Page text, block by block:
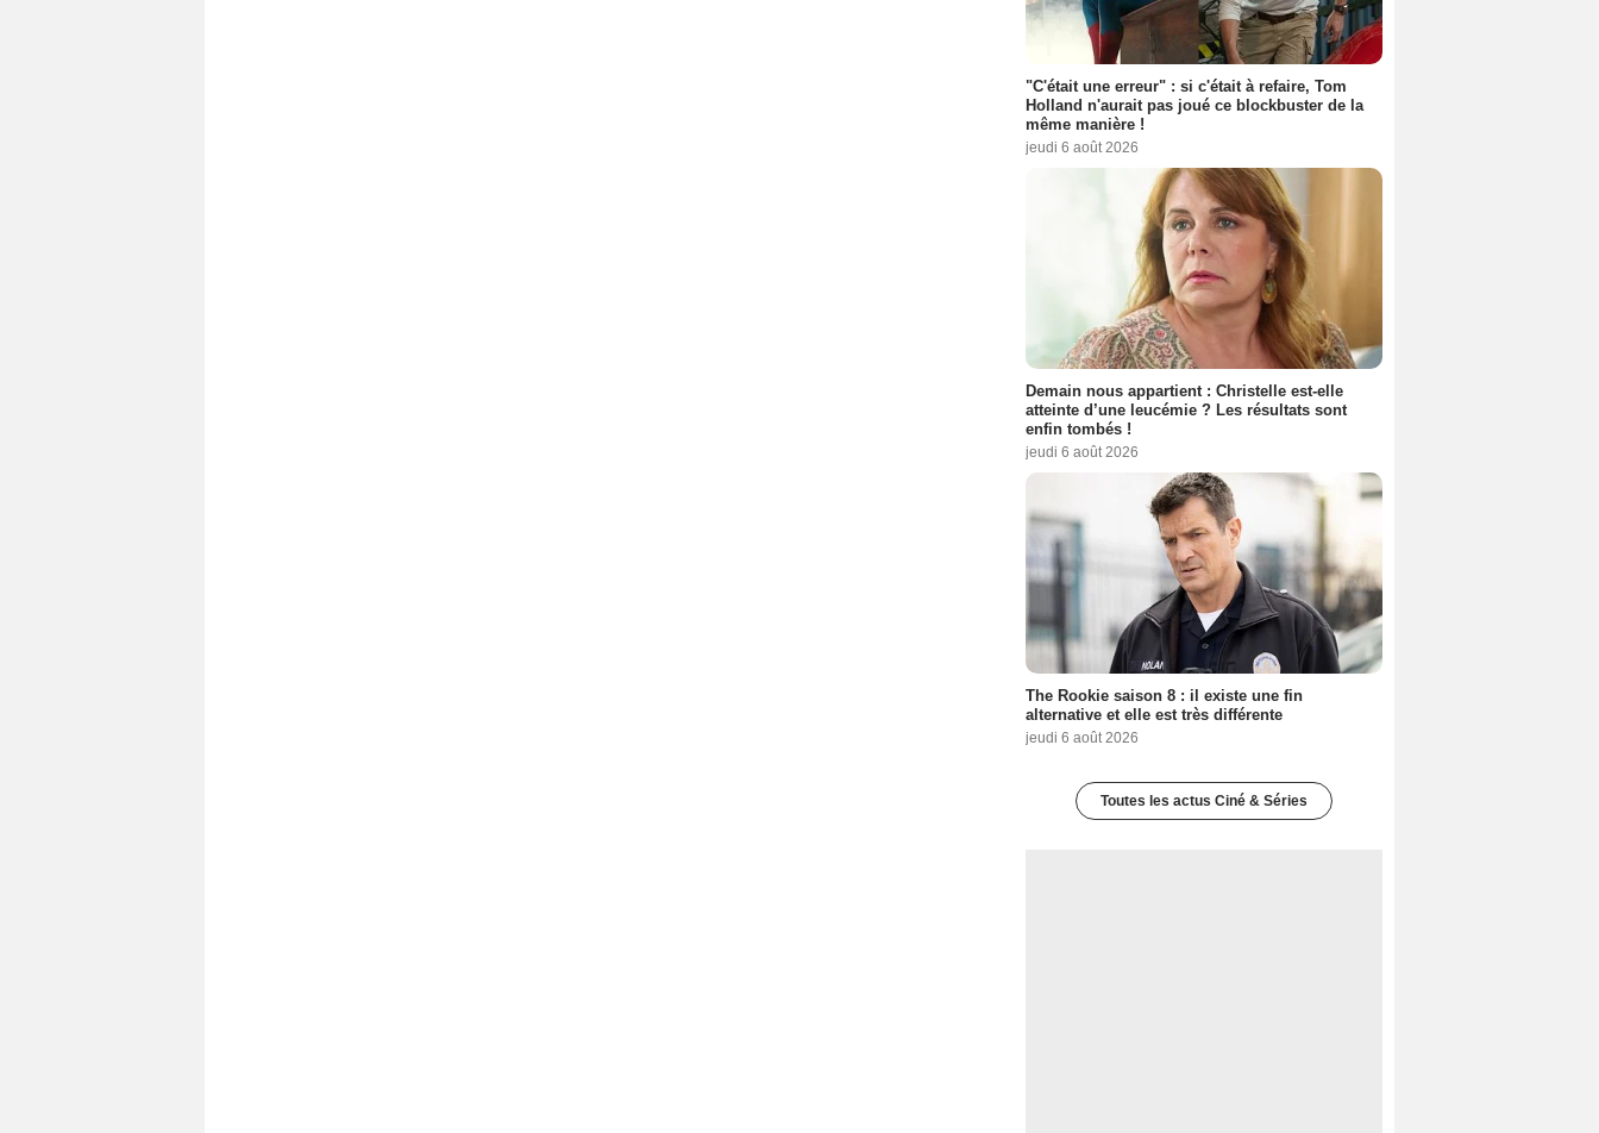
"C'était une erreur" : si c'était à refaire, Tom
Holland n'aurait pas joué ce blockbuster de la
même manière !
jeudi 6 août 2026
Demain nous appartient : Christelle est-elle
atteinte d’une leucémie ? Les résultats sont
enfin tombés !
jeudi 6 août 2026
The Rookie saison 8 : il existe une fin
alternative et elle est très différente
jeudi 6 août 2026
Toutes les actus Ciné & Séries